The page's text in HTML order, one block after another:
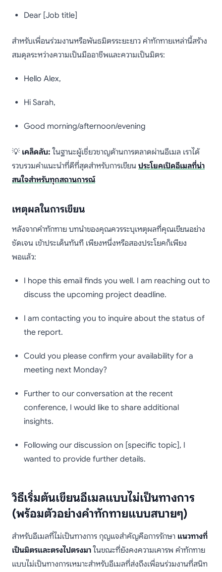
Dear [Job title]
สำหรับเพื่อนร่วมงานหรือพันธมิตรระยะยาว คำทักทายเหล่านี้สร้าง
สมดุลระหว่างความเป็นมืออาชีพและความเป็นมิตร:
Hello Alex,
Hi Sarah,
Good morning/afternoon/evening
💡 เคล็ดลับ: ในฐานะผู้เชี่ยวชาญด้านการตลาดผ่านอีเมล เราได้
รวบรวมคำแนะนำที่ดีที่สุดสำหรับการเขียน ประโยคเปิดอีเมลที่น่า
สนใจสำหรับทุกสถานการณ์
เหตุผลในการเขียน
หลังจากคำทักทาย บทนำของคุณควรระบุเหตุผลที่คุณเขียนอย่าง
ชัดเจน เข้าประเด็นทันที เพียงหนึ่งหรือสองประโยคก็เพียง
พอแล้ว:
I hope this email finds you well. I am reaching out to
discuss the upcoming project deadline.
I am contacting you to inquire about the status of
the report.
Could you please confirm your availability for a
meeting next Monday?
Further to our conversation at the recent
conference, I would like to share additional
insights.
Following our discussion on [specific topic], I
wanted to provide further details.
วิธีเริ่มต้นเขียนอีเมลแบบไม่เป็นทางการ
(พร้อมตัวอย่างคำทักทายแบบสบายๆ)
สำหรับอีเมลที่ไม่เป็นทางการ กุญแจสำคัญคือการรักษา แนวทางที่
เป็นมิตรและตรงไปตรงมาในขณะที่ยังคงความเคารพ คำทักทาย
แบบไม่เป็นทางการเหมาะสำหรับอีเมลที่ส่งถึงเพื่อนร่วมงานที่สนิท